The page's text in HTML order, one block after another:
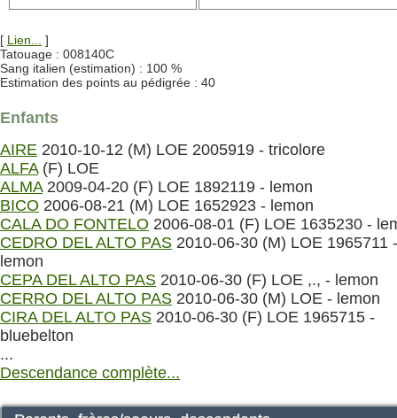
[ Lien...
]
Tatouage : 008140C
Sang italien (estimation) : 100 %
Estimation des points au pédigrée : 40
Enfants
AIRE 2010-10-12 (M) LOE 2005919 - tricolore
ALFA(F) LOE
ALMA2009-04-20 (F) LOE 1892119 - lemon
BICO 2006-08-21 (M) LOE 1652923 - lemon
CALA DO FONTELO 2006-08-01 (F) LOE 1635230 -
CEDRO DEL ALTO PAS 2010-06-30 (M) LOE 1965711 -
lemon
CEPA DEL ALTO PAS 2010-06-30 (F) LOE ,., - lemon
CERRO DEL ALTO PAS 2010-06-30 (M) LOE - lemon
CIRA DEL ALTO PAS 2010-06-30 (F) LOE 1965715 -
bluebelton
...
Descendance complète...